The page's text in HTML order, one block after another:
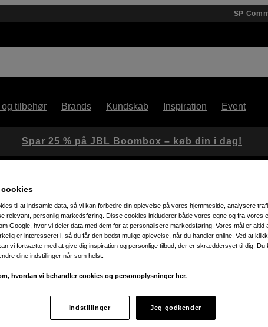
SP
og tilbehør Brands Kundskab Inspiration Event
Artikelnummer: 1043278
Strømkabel til Latitude MDR
Tap-tilslutning
Spar 25 % på JBL Boombox – køb din i dag!
til at indsamle data, så vi kan forbedre din oplevelse på vores hjemmeside, analysere
relevant, personlig markedsføring. Disse cookies inkluderer både vores egne og fra vores
Google, hvor vi deler data med dem for at personalisere markedsføring. Vores mål er altid
er interesseret i, så du får den bedst mulige oplevelse, når du handler online. Ved at
vi fortsætte med at give dig inspiration og personlige tilbud, der er skræddersyet til dig. Du
dine indstillinger når som helst.
hvordan vi behandler cookies og personoplysninger her.
Indstillinger Jeg godkender